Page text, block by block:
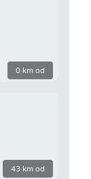
0 km od
43 km od